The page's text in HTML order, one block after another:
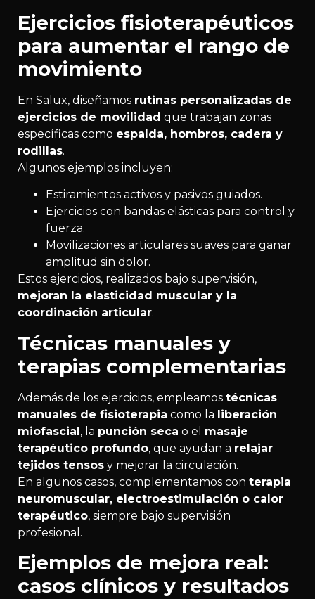
Ejercicios fisioterapéuticos
para aumentar el rango de
movimiento
En Salux, diseñamos rutinas personalizadas de
ejercicios de movilidad que trabajan zonas
específicas como espalda, hombros, cadera y
rodillas.
Algunos ejemplos incluyen:
Estiramientos activos y pasivos guiados.
Ejercicios con bandas elásticas para control y
fuerza.
Movilizaciones articulares suaves para ganar
amplitud sin dolor.
Estos ejercicios, realizados bajo supervisión,
mejoran la elasticidad muscular y la
coordinación articular.
Técnicas manuales y
terapias complementarias
Además de los ejercicios, empleamos técnicas
manuales de fisioterapia como la liberación
miofascial, la punción seca o el masaje
terapéutico profundo, que ayudan a relajar
tejidos tensos y mejorar la circulación.
En algunos casos, complementamos con terapia
neuromuscular, electroestimulación o calor
terapéutico, siempre bajo supervisión
profesional.
Ejemplos de mejora real:
casos clínicos y resultados